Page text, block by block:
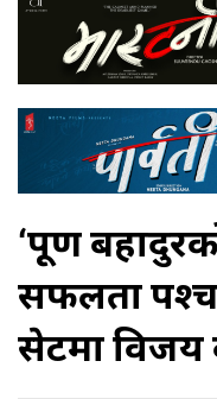
‘पूर्ण
सफलता
सेटमा विजय